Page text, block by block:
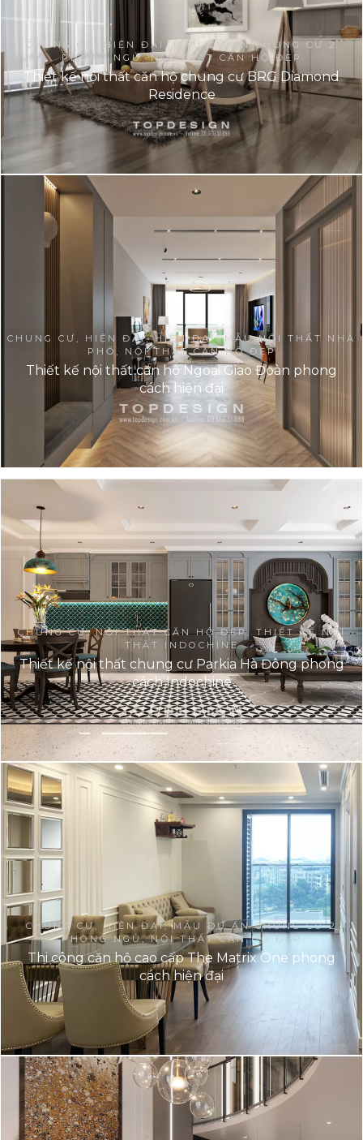
CHUNG CƯ, HIỆN ĐẠI, MẪU DỰ ÁN CHUNG CƯ 2
PHÒNG NGỦ, NỘI THẤT CĂN HỘ ĐẸP
Thiết kế nội thất căn hộ chung cư BRG Diamond
Residence
CHUNG CƯ, HIỆN ĐẠI, HIỆN ĐẠI, MẪU NỘI THẤT NHÀ
PHỐ, NỘI THẤT CĂN HỘ ĐẸP
Thiết kế nội thất căn hộ Ngoại Giao Đoàn phong
cách hiện đại
CHUNG CƯ, NỘI THẤT CĂN HỘ ĐẸP, THIẾT KẾ NỘI
THẤT INDOCHINE
Thiết kế nội thất chung cư Parkia Hà Đông phong
cách Indochine
CHUNG CƯ, HIỆN ĐẠI, MẪU DỰ ÁN CHUNG CƯ 2
PHÒNG NGỦ, NỘI THẤT CĂN HỘ ĐẸP
Thi công căn hộ cao cấp The Matrix One phong
cách hiện đại